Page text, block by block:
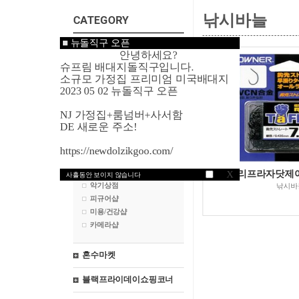
■ 뉴돌직구 오픈
안녕하세요?
슈프림 배대지돌직구입니다.
소규모 가정집 프리미엄 미국배대지
2023 05 02 뉴돌직구 오픈
NJ 가정집+룸넘버+사서함
DE 새로운 주소!
https://newdolzikgoo.com/
사흘동안 보이지 않습니다 X
CATEGORY
미국쇼핑
영국쇼핑
프랑스쇼핑
독일쇼핑
낚시용품
악기상점
피규어샵
미용/건강샵
카메라샵
혼수마켓
블랙프라이데이쇼핑코너
낚시바늘
쯔리프라자닷제
낚시바